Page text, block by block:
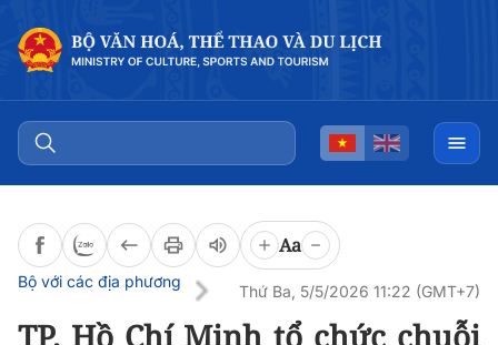
Aa
Bộ với các địa phương
Thứ Ba, 5/5/2026 11:22 (GMT+7)
TP. Hồ Chí Minh tổ chức chuỗi
Đọc bài